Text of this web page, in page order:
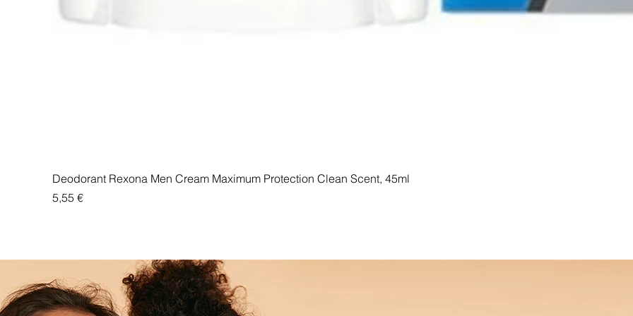
Deodorant Rexona Men Cream Maximum Protection Clean Scent, 45ml
Price
5,55 €